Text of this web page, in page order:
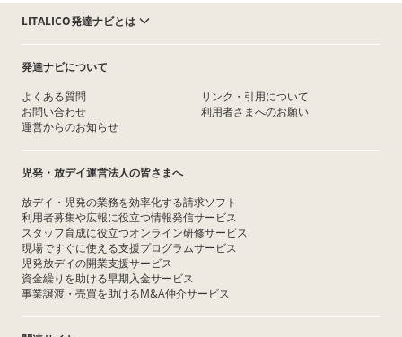
LITALICO発達ナビとは
発達ナビについて
よくある質問
お問い合わせ
運営からのお知らせ
リンク・引用について
利用者さまへのお願い
児発・放デイ運営法人の皆さまへ
放デイ・児発の業務を効率化する請求ソフト
利用者募集や広報に役立つ情報発信サービス
スタッフ育成に役立つオンライン研修サービス
現場ですぐに使える支援プログラムサービス
児発放デイの開業支援サービス
資金繰りを助ける早期入金サービス
事業譲渡・売買を助けるM&A仲介サービス